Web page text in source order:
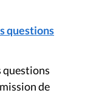
questions
questions
de